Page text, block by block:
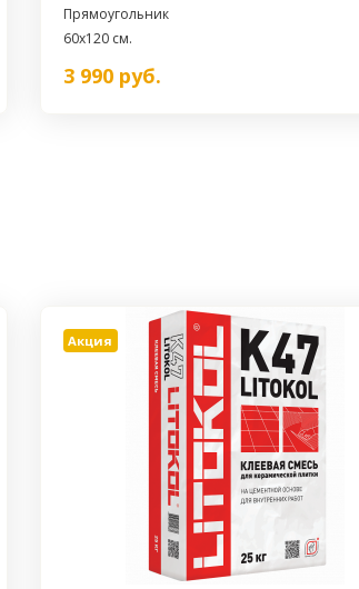
Прямоугольник
60x120 см.
3 990руб.
Акция